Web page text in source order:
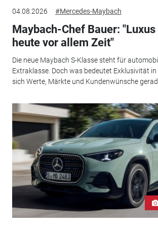
04.08.2026 #Mercedes-Maybach
Maybach-Chef Bauer:
heute vor allem Zeit"
Die neue Maybach S-Klasse steht für
Extraklasse. Doch was bedeutet Exklusivität in
sich Werte, Märkte und Kundenwünsche